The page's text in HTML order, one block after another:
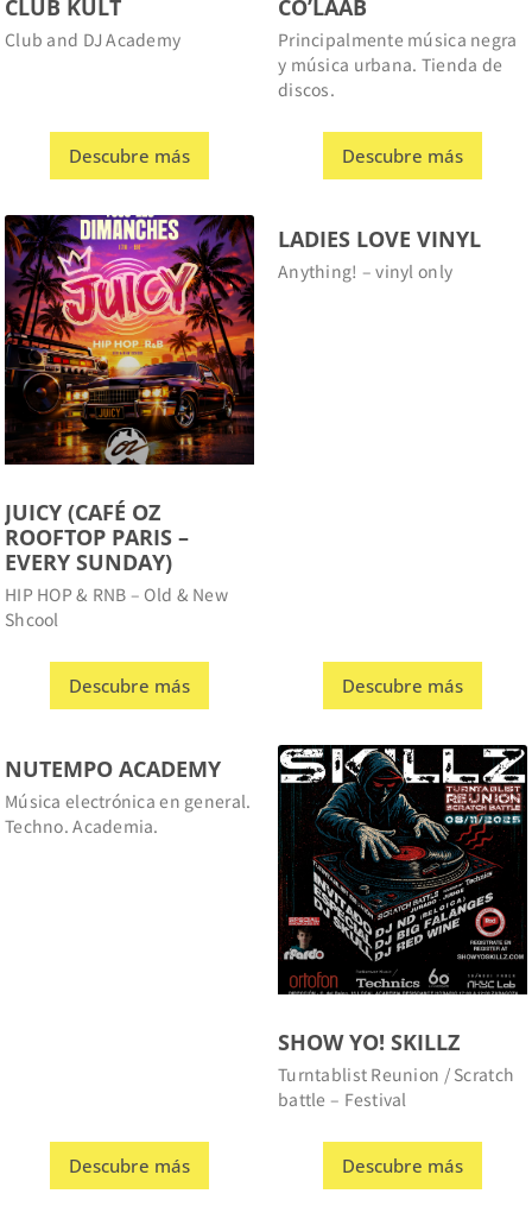
y música urbana. Tienda de
discos.
JUICY (CAFÉ OZ
ROOFTOP PARIS –
EVERY SUNDAY)
HIP HOP & RNB – Old & New
Shcool
Anything! – vinyl only
Música electrónica en general.
Techno. Academia.
SHOW YO! SKILLZ
Turntablist Reunion / Scratch
battle – Festival